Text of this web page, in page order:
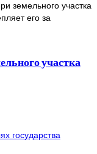
земельного участка
его за
участка